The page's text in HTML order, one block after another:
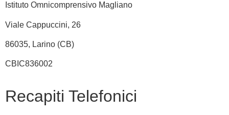
Istituto Omnicomprensivo Magliano
Viale Cappuccini, 26
86035, Larino (CB)
CBIC836002
Recapiti Telefonici